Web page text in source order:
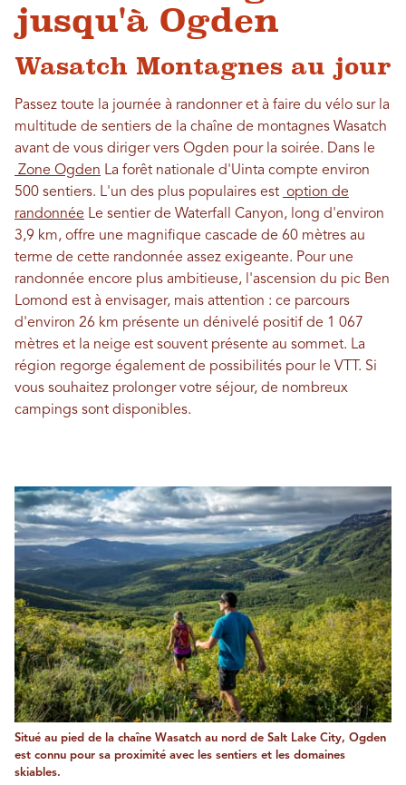
jusqu'à Ogden
Wasatch Montagnes au jour
Passez toute la journée à randonner et à faire du vélo sur la
multitude de sentiers de la chaîne de montagnes Wasatch
avant de vous diriger vers Ogden pour la soirée. Dans le
Zone Ogden La forêt nationale d'Uinta compte environ
500 sentiers. L'un des plus populaires est option de
randonnée Le sentier de Waterfall Canyon, long d'environ
3,9 km, offre une magnifique cascade de 60 mètres au
terme de cette randonnée assez exigeante. Pour une
randonnée encore plus ambitieuse, l'ascension du pic Ben
Lomond est à envisager, mais attention : ce parcours
d'environ 26 km présente un dénivelé positif de 1 067
mètres et la neige est souvent présente au sommet. La
région regorge également de possibilités pour le VTT. Si
vous souhaitez prolonger votre séjour, de nombreux
campings sont disponibles.
Situé au pied de la chaîne Wasatch au nord de Salt Lake City, Ogden
est connu pour sa proximité avec les sentiers et les domaines
skiables.